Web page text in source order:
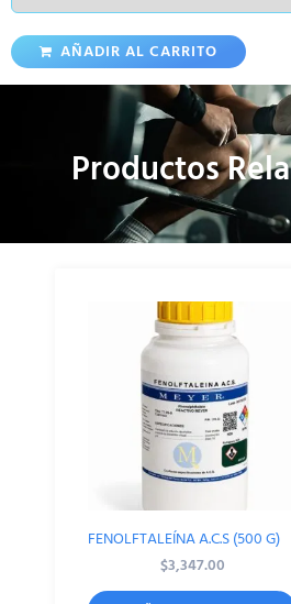
AÑADIR AL CARRITO
Productos
FENOLFTALEÍNA A.C.S (500 G)
$3,347.00